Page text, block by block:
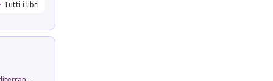
Tutti i libri